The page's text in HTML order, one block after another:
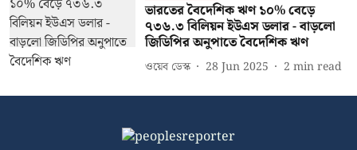
ভারতের বৈদেশিক ঋণ ১০% বেড়ে
৭৩৬.৩ বিলিয়ন ইউএস ডলার - বাড়লো
জিডিপির অনুপাতে বৈদেশিক ঋণ
ওয়েব ডেস্ক 28 Jun 2025 2 min read